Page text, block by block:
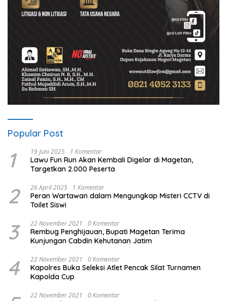
Popular Post
1 19 Juni 2025 1 Komentar
Lawu Fun Run Akan Kembali Digelar di Magetan,
Targetkan 2.000 Peserta
2 26 April 2025 1 Komentar
Peran Wartawan dalam Mengungkap Misteri CCTV di
Toilet Siswi
3 22 November 2021 0 Komentar
Rembug Penghijauan, Bupati Magetan Terima
Kunjungan Cabdin Kehutanan Jatim
4 22 November 2021 0 Komentar
Kapolres Buka Seleksi Atlet Pencak Silat Turnamen
Kapolda Cup
22 November 2021 0 Komentar